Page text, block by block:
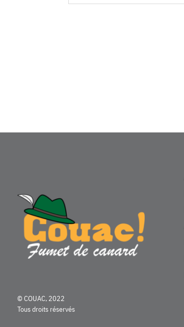
© COUAC, 2022
Tous droits réservés